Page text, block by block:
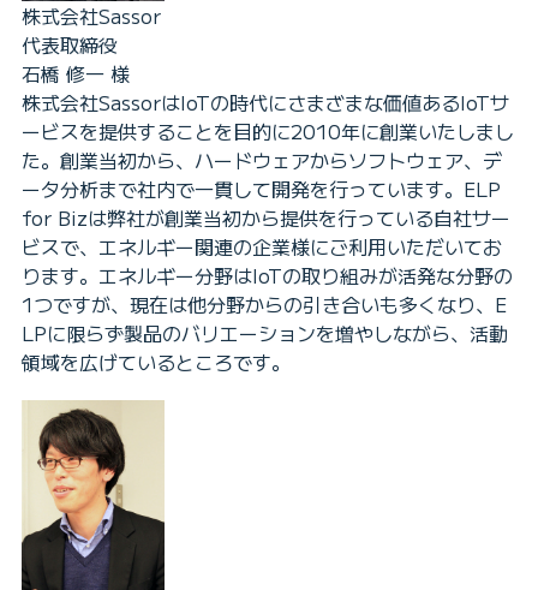
株式会社Sassor
代表取締役
石橋 修一 様
株式会社SassorはIoTの時代にさまざまな価値あるIoTサ
ービスを提供することを目的に2010年に創業いたしまし
た。創業当初から、ハードウェアからソフトウェア、デ
ータ分析まで社内で一貫して開発を行っています。ELP
for Bizは弊社が創業当初から提供を行っている自社サー
ビスで、エネルギー関連の企業様にご利用いただいてお
ります。エネルギー分野はIoTの取り組みが活発な分野の
1つですが、現在は他分野からの引き合いも多くなり、E
LPに限らず製品のバリエーションを増やしながら、活動
領域を広げているところです。